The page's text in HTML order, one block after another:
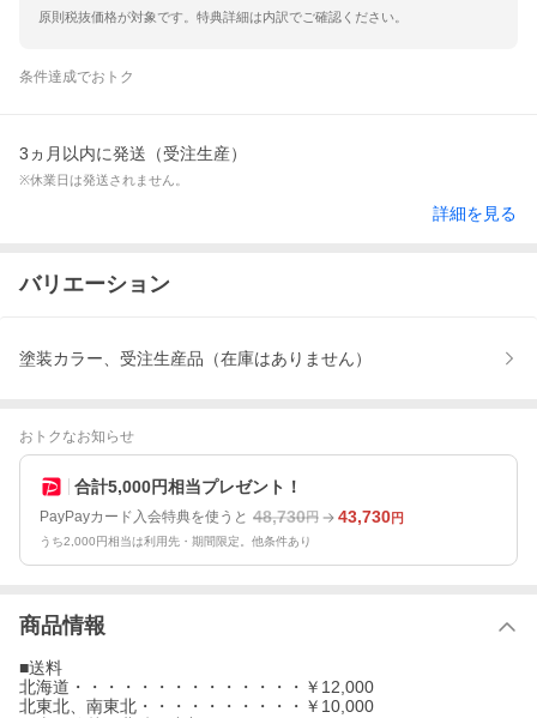
原則税抜価格が対象です。特典詳細は内訳でご確認ください。
条件達成でおトク
3ヵ月以内に発送（受注生産）
※休業日は発送されません。
詳細を見る
バリエーション
塗装カラー、受注生産品（在庫はありません）
おトクなお知らせ
合計5,000円相当プレゼント！
PayPayカード入会特典を使うと 48,730円 43,730円
うち2,000円相当は利用先・期間限定。他条件あり
商品情報
■送料
北海道・・・・・・・・・・・・・・￥12,000
北東北、南東北・・・・・・・・・・￥10,000